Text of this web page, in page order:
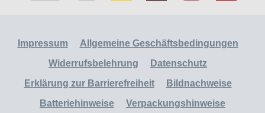
Impressum
Allgemeine Geschäftsbedingungen
Widerrufsbelehrung
Datenschutz
Erklärung zur Barrierefreiheit
Bildnachweise
Batteriehinweise
Verpackungshinweise